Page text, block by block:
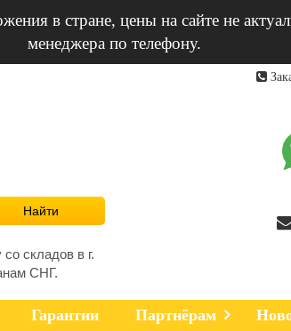
в стране, цены на сайте не
менеджера по телефону.
складов в г.
СНГ.
Гарантии Партнёрам